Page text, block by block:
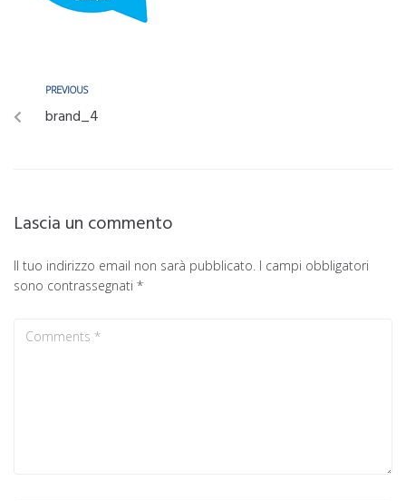
PREVIOUS
brand_4
Lascia un commento
Il tuo indirizzo email non sarà pubblicato. I campi obbligatori
sono contrassegnati *